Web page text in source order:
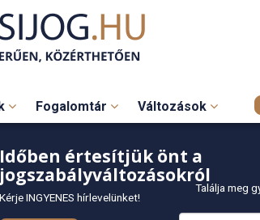
Fogalomtár Változások
Időben értesítjük önt a
jogszabályváltozásokról
Kérje INGYENES hírlevelünket!
Találja meg